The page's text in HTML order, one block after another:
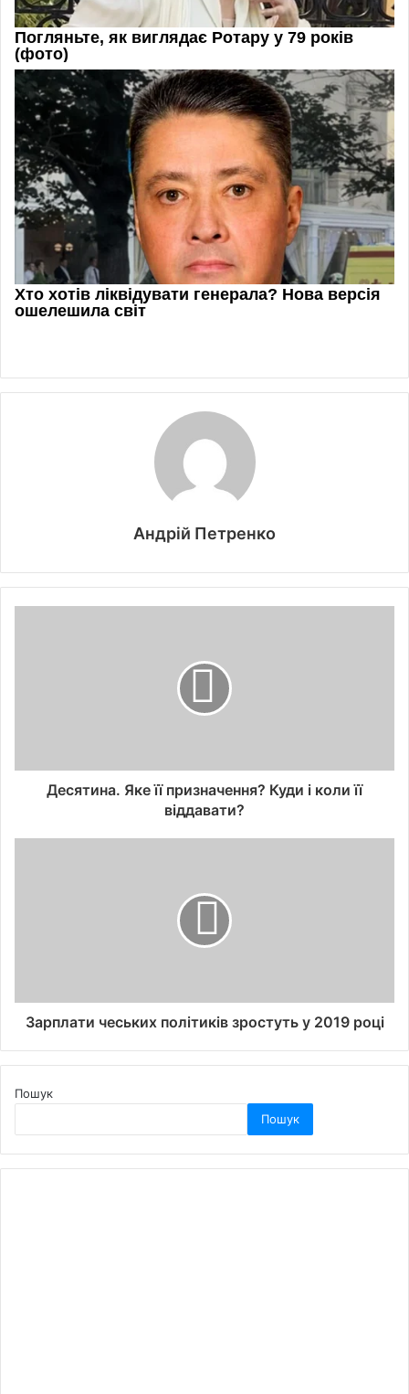
Андрій Петренко
Десятина. Яке її призначення? Куди і коли її
віддавати?
Зарплати чеських політиків зростуть у 2019 році
Пошук
Пошук